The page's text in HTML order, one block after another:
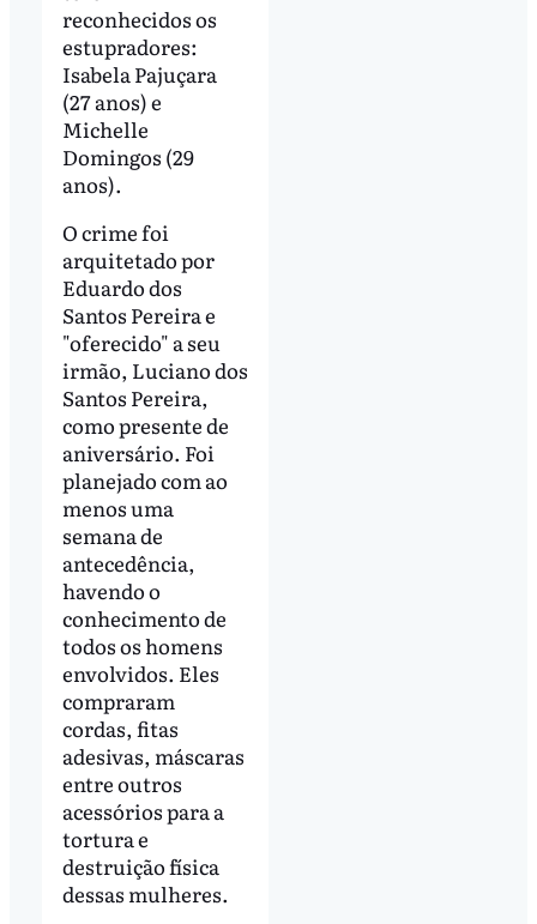
reconhecidos os
estupradores:
Isabela Pajuçara
(27 anos) e
Michelle
Domingos (29
anos).
O crime foi
arquitetado por
Eduardo dos
Santos Pereira e
"oferecido" a seu
irmão, Luciano dos
Santos Pereira,
como presente de
aniversário. Foi
planejado com ao
menos uma
semana de
antecedência,
havendo o
conhecimento de
todos os homens
envolvidos. Eles
compraram
cordas, fitas
adesivas, máscaras
entre outros
acessórios para a
tortura e
destruição física
dessas mulheres.